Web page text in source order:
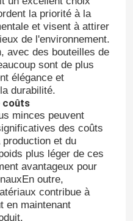
la priorité à la
et visent à attirer
de l'environnement.
avec des bouteilles de
sont de plus
élégance et
durabilité.
coûts
minces peuvent
des coûts
et du
plus léger de ces
avantageux pour
outre,
contribue à
en maintenant